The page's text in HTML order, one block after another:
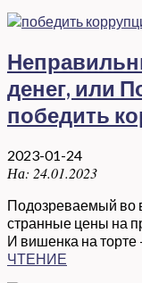
денег, или
победить
2023-01-24
На: 24.01.2023
Подозреваемый во
странные цены на
И вишенка на торте
ЧТЕНИЕ